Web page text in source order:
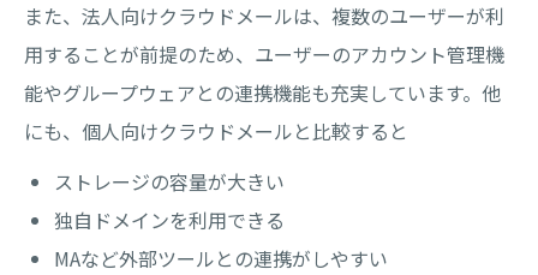
また、法人向けクラウドメールは、複数のユーザーが利
用することが前提のため、ユーザーのアカウント管理機
能やグループウェアとの連携機能も充実しています。他
にも、個人向けクラウドメールと比較すると
ストレージの容量が大きい
独自ドメインを利用できる
MAなど外部ツールとの連携がしやすい